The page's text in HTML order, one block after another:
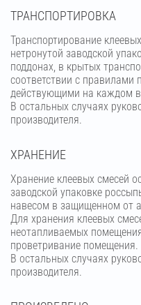
ТРАНСПОРТИРОВКА
Транспортирование
нетронутой заводской
поддонах, в крытых
соответствии с правилами
действующими на каждом
В остальных случаях
производителя.
ХРАНЕНИЕ
Хранение клеевых смесей
заводской упаковке
навесом в защищенном от
Для хранения клеевых
неотапливаемых
проветривание помещения.
В остальных случаях
производителя.